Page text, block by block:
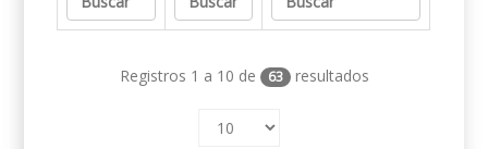
Registros 1 a 10 de 63 resultados